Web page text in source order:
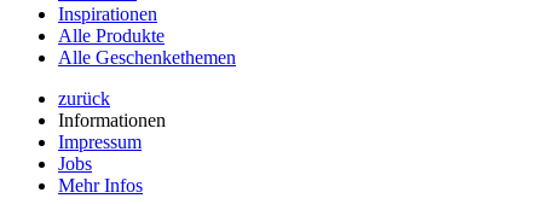
Inspirationen
Alle Produkte
Alle Geschenkethemen
zurück
Informationen
Impressum
Jobs
Mehr Infos